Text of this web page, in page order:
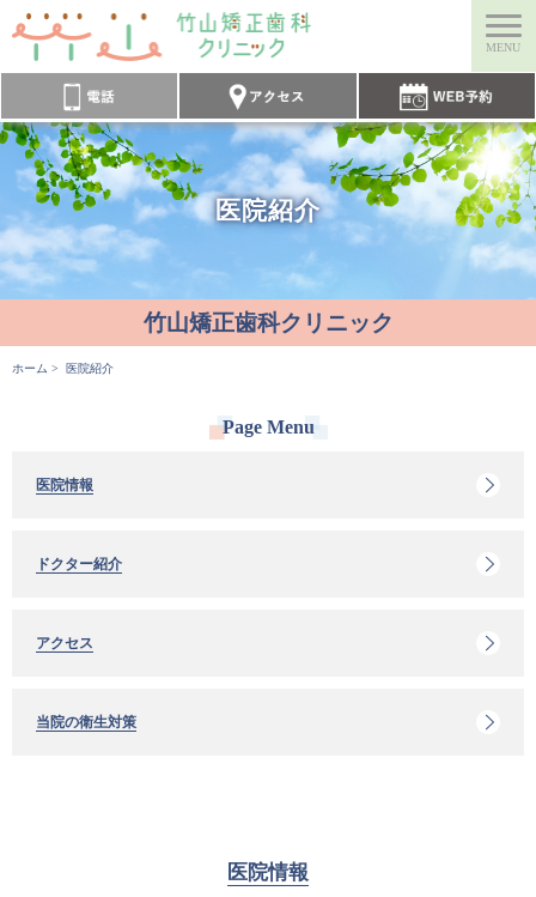
電話 アクセス ウェブ予約
医院紹介
竹山矯正歯科クリニック
ホーム > 医院紹介
Page Menu
医院情報
ドクター紹介
アクセス
当院の衛生対策
医院情報